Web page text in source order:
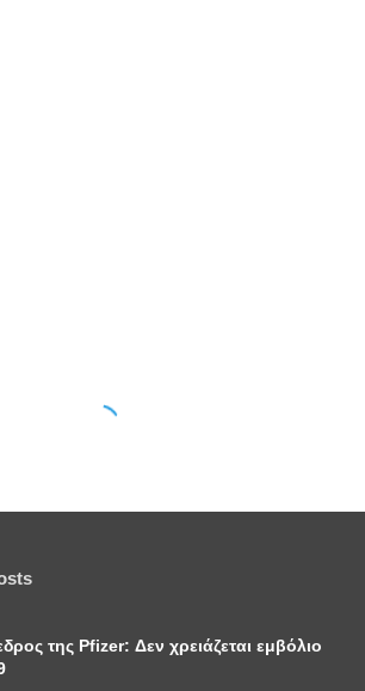
της Pfizer: Δεν χρειάζεται εμβόλιο